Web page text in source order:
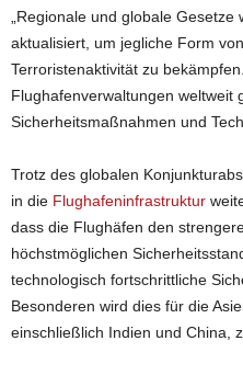
„Regionale und globale
aktualisiert, um jegliche Form
Terroristenaktivität zu
Flughafenverwaltungen weltweit
Sicherheitsmaßnahmen und
Trotz des globalen
in die Flughafeninfrastruktur
dass die Flughäfen den
höchstmöglichen
technologisch fortschrittliche
Besonderen wird dies für die
einschließlich Indien und China,